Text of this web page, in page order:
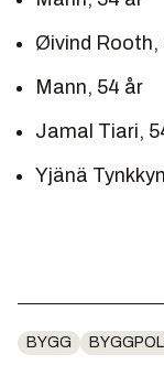
Øivind Rooth,
Mann, 54 år
Jamal Tiari,
Yjänä
BYGG